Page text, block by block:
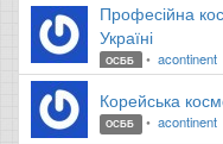
Професійна
Україні
ОСББ acontinent
Корейська
ОСББ acontinent